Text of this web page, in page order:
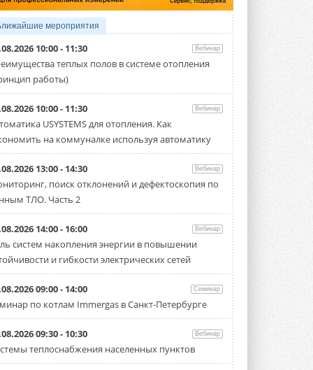
потребление на 60%
Исследователи из Италии установили ...
4 АВГУСТА 2026
«РУСКЛИМАТ Fest 2026» в Уфе
климатической отрасли
Организатором выступил торгово-
производственный холдинг ...
«Датарк» испытал модульный
ЦОД с плотностью 54 кВт на
стойку
Испытания прошли на собственной
производственной площадке и были ...
3 АВГУСТА 2026
Samsung выпускает VRF-
Линейка включает семь типоразмеров
производительностью от 22,4 до 56 кВт.
«СиСофт Девелопмент» подвел
итоги конкурса студенческих
проектов «ТИМ-лидеры 2026»
Новый сезон конкурса «ТИМ-лидеры»
стартует уже в сентябре 2026 года ...
3 АВГУСТА 2026
мероприятия
10:00 - 11:30 Вебинар
теплых полов в системе отопления
работы)
10:00 - 11:30 Вебинар
USYSTEMS для отопления. Как
на коммуналке используя автоматику
13:00 - 14:30 Вебинар
поиск отклонений и дефектоскопия по
ТЛО. Часть 2
14:00 - 16:00 Вебинар
систем накопления энергии в повышении
и гибкости электрических сетей
09:00 - 14:00 Семинар
по котлам Immergas в Санкт-Петербурге
09:30 - 10:30 Вебинар
теплоснабжения населенных пунктов